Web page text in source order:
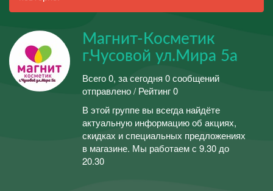
Магнит-Косметик
г.Чусовой ул.Мира 5а
Всего 0, за сегодня 0 сообщений
отправлено / Рейтинг 0
В этой группе вы всегда найдёте
актуальную информацию об акциях,
скидках и специальных предложениях
в магазине. Мы работаем с 9.30 до
20.30